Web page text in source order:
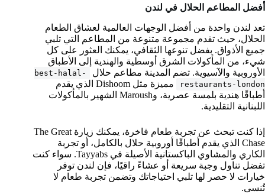
أفضل المطاعم الحلال في لندن
تعد لندن واحدة من أفضل الوجهات العالمية لعشاق الطعام
الحلال، حيث تقدم مجموعة متنوعة من المطاعم التي تلبي
جميع الأذواق. بفضل تنوعها الثقافي، يمكنك العثور على كل
شيء، من المأكولات الشرق أوسطية والهندية إلى الأطباق
الأوروبية والآسيوية. تضم المدينة مطاعم حلال
best-halal-
restaurants-london
مميزة مثل Dishoom الذي يقدم
أطباقًا هندية بلمسة عصرية، وMaroush الشهير بالمأكولات
اللبنانية التقليدية.
إذا كنت تبحث عن تجربة طعام فاخرة، يمكنك زيارة The Great
Chase الذي يقدم أطباقًا أوروبية حلال بالكامل، أو تجربة
الكاري والمشاوي الباكستانية الأصيلة في Tayyabs. سواء كنت
تفضل تناول وجبة سريعة أو عشاءً راقيًا، فإن لندن توفر
خيارات لا حصر لها تلبي احتياجاتك وتضمن تجربة طعام لا
تُنسى.